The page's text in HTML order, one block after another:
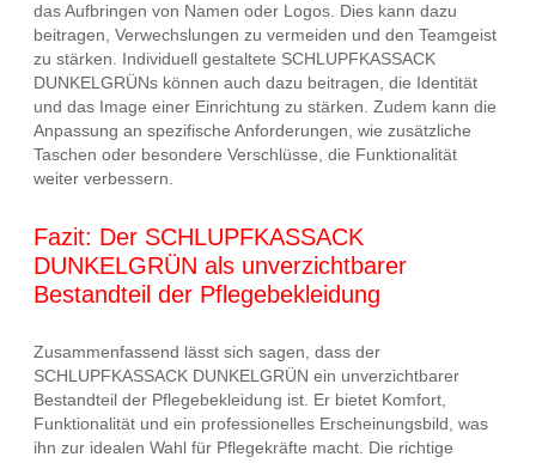
das Aufbringen von Namen oder Logos. Dies kann dazu
beitragen, Verwechslungen zu vermeiden und den Teamgeist
zu stärken. Individuell gestaltete SCHLUPFKASSACK
DUNKELGRÜNs können auch dazu beitragen, die Identität
und das Image einer Einrichtung zu stärken. Zudem kann die
Anpassung an spezifische Anforderungen, wie zusätzliche
Taschen oder besondere Verschlüsse, die Funktionalität
weiter verbessern.
Fazit: Der SCHLUPFKASSACK
DUNKELGRÜN als unverzichtbarer
Bestandteil der Pflegebekleidung
Zusammenfassend lässt sich sagen, dass der
SCHLUPFKASSACK DUNKELGRÜN ein unverzichtbarer
Bestandteil der Pflegebekleidung ist. Er bietet Komfort,
Funktionalität und ein professionelles Erscheinungsbild, was
ihn zur idealen Wahl für Pflegekräfte macht. Die richtige